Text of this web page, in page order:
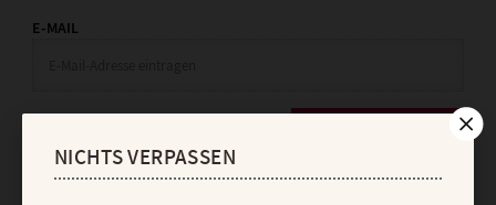
E-MAIL
NICHTS VERPASSEN